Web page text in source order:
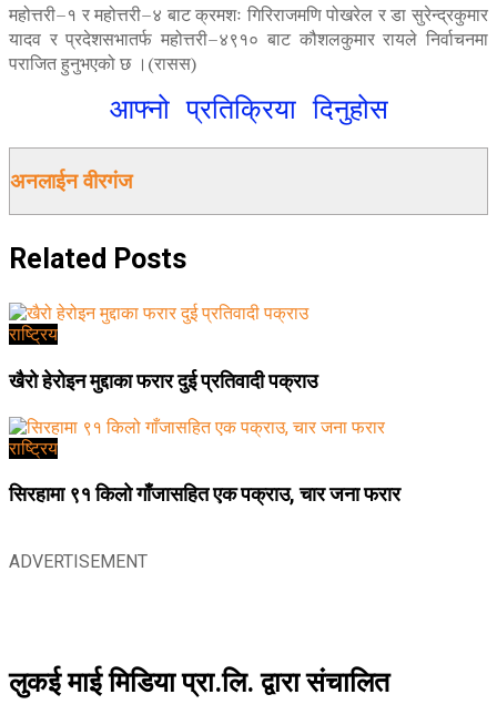
महोत्तरी–१ र महोत्तरी–४ बाट क्रमशः गिरिराजमणि पोखरेल र डा सुरेन्द्रकुमार
यादव र प्रदेशसभातर्फ महोत्तरी–४९१० बाट कौशलकुमार रायले निर्वाचनमा
पराजित हुनुभएको छ ।(रासस)
आफ्नो प्रतिक्रिया दिनुहोस
अनलाईन वीरगंज
Related Posts
राष्ट्रिय
खैरो हेरोइन मुद्दाका फरार दुई प्रतिवादी पक्राउ
राष्ट्रिय
सिरहामा ९१ किलो गाँजासहित एक पक्राउ, चार जना फरार
ADVERTISEMENT
लुकई माई मिडिया प्रा.लि. द्वारा संचालित